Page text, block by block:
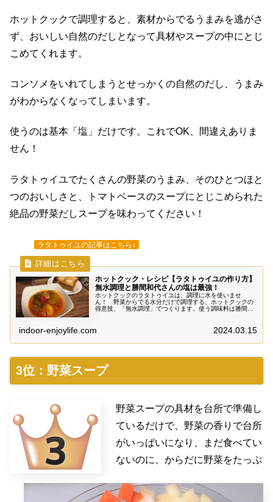
ホットクックで調理すると、素材からでるうまみを逃がさ
ず、おいしい自然のだしとなって具材やスープの中にとじ
こめてくれます。
コンソメをいれてしまうとせっかくの自然のだし、うまみ
がわからなくなってしまいます。
使うのは基本「塩」だけです。これでOK、間違えありま
せん！
ラタトゥイユでたくさんの野菜のうまみ、そのひとつほと
つのおいしさと、トマトベースのスープにとじこめられた
絶品の野菜だしスープを味わってください！
ラタトゥイユの記事はこちら↓
ホットクック・レシピ【ラタトゥイユの作り方】
無水調理と勝間和代さんの塩は最強！
ホットクックのラタトゥイユは、調理に水を使いませ
ん！ 野菜からでる水分だけで調理する、ホットクックの
得意技、「無水調理」でつくります。使う調味料は勝間和
indoor-enjoylife.com 2024.03.15
3位：野菜スープ
野菜スープの具材を台所で準備し
ているだけで、野菜の香りで台所
がいっぱいになり、まだ食べてい
ないのに、からだに野菜をたっぷ